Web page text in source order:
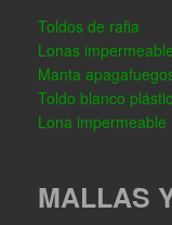
Toldos de rafia
Lonas
Manta
Toldo blanco
Lona
MALLAS